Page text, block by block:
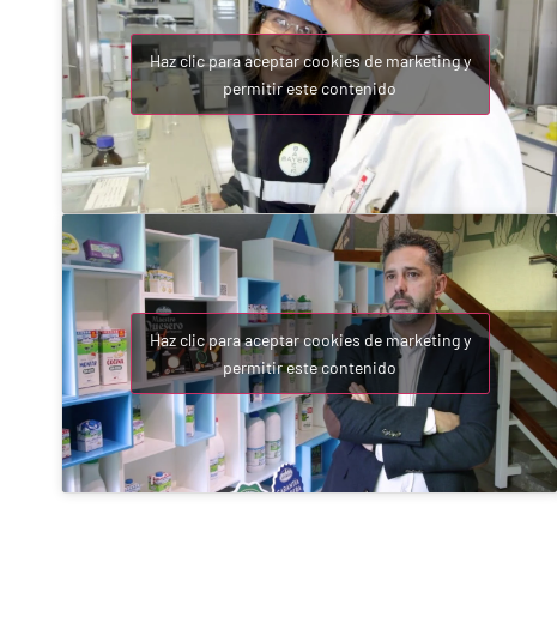
Haz clic para aceptar cookies de marketing y
permitir este contenido
Haz clic para aceptar cookies de marketing y
permitir este contenido